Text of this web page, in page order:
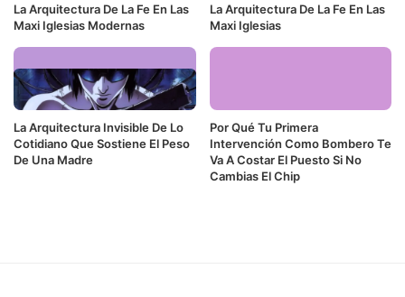
La Arquitectura De La Fe En Las
Maxi Iglesias Modernas
La Arquitectura De La Fe En Las
Maxi Iglesias
La Arquitectura Invisible De Lo
Cotidiano Que Sostiene El Peso
De Una Madre
Por Qué Tu Primera
Intervención Como Bombero Te
Va A Costar El Puesto Si No
Cambias El Chip